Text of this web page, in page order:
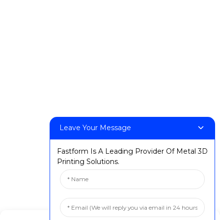
ទំនាក់ទំនងមកយើងខ្ញុំ
:+៨៦ ១៣៥២៤៣២៥៨៨១
៖info@fastform3d.com
:អគារលេខ 14, ឧទ្យានជីវបៃ, ផ្លូវវ៉ៃស៊ីនលេខ 9, ក្រុងស៊ូចូវ, ខេត្តជាំងស៊ូ, ប្រទេសចិន
Leave Your Message
Fastform Is A Leading Provider Of Metal 3D
Printing Solutions.